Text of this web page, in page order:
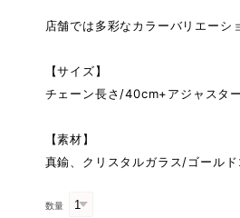
店舗では多彩なカラーバリエーシ
【サイズ】
チェーン長さ/40cm+アジャスタ
【素材】
真鍮、クリスタルガラス/ゴール
数量